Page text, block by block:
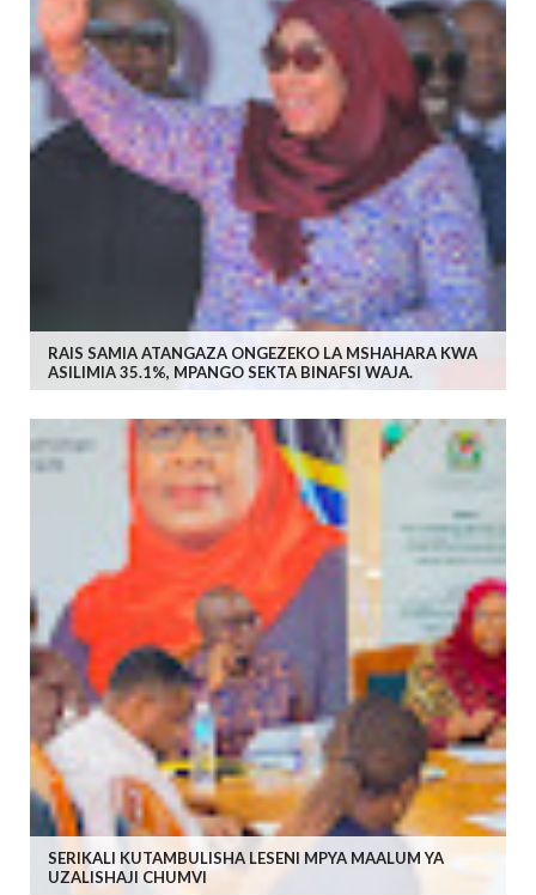
RAIS SAMIA ATANGAZA ONGEZEKO LA MSHAHARA KWA
ASILIMIA 35.1%, MPANGO SEKTA BINAFSI WAJA.
SERIKALI KUTAMBULISHA LESENI MPYA MAALUM YA
UZALISHAJI CHUMVI